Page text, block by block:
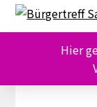
Skip
Skip
Hier